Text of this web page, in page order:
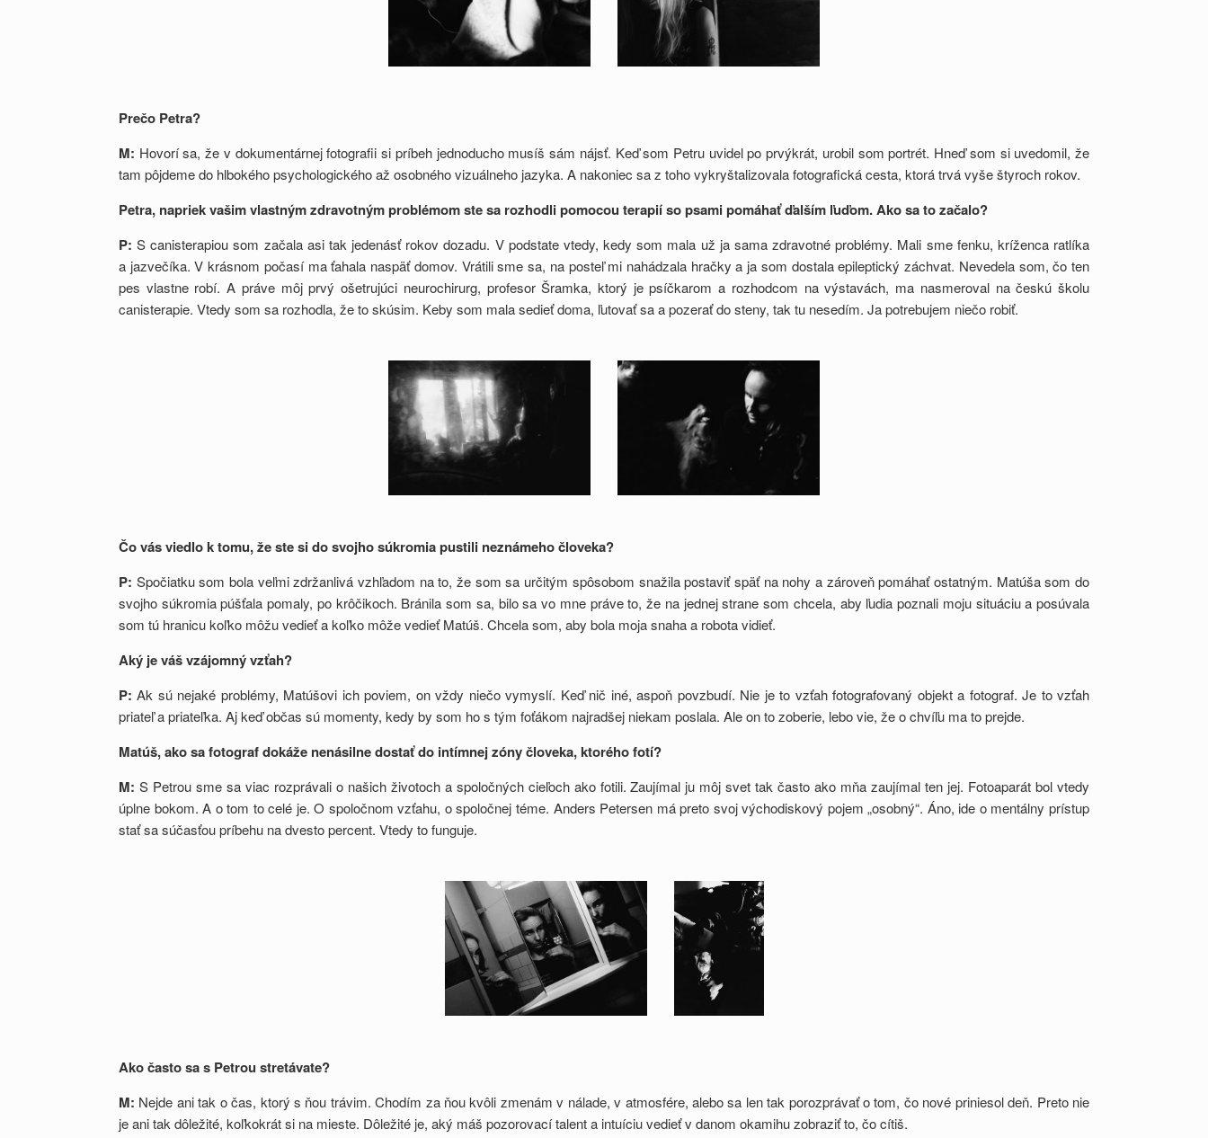
Prečo Petra?
M: Hovorí sa, že v dokumentárnej fotografii si príbeh jednoducho musíš sám nájsť. Keď som Petru uvidel po prvýkrát, urobil som portrét. Hneď som si uvedomil, že
tam pôjdeme do hlbokého psychologického až osobného vizuálneho jazyka. A nakoniec sa z toho vykryštalizovala fotografická cesta, ktorá trvá vyše štyroch rokov.
Petra, napriek vašim vlastným zdravotným problémom ste sa rozhodli pomocou terapií so psami pomáhať ďalším ľuďom. Ako sa to začalo?
P: S canisterapiou som začala asi tak jedenásť rokov dozadu. V podstate vtedy, kedy som mala už ja sama zdravotné problémy. Mali sme fenku, kríženca ratlíka
a jazvečíka. V krásnom počasí ma ťahala naspäť domov. Vrátili sme sa, na posteľ mi nahádzala hračky a ja som dostala epileptický záchvat. Nevedela som, čo ten
pes vlastne robí. A práve môj prvý ošetrujúci neurochirurg, profesor Šramka, ktorý je psíčkarom a rozhodcom na výstavách, ma nasmeroval na českú školu
canisterapie. Vtedy som sa rozhodla, že to skúsim. Keby som mala sedieť doma, ľutovať sa a pozerať do steny, tak tu nesedím. Ja potrebujem niečo robiť.
Čo vás viedlo k tomu, že ste si do svojho súkromia pustili neznámeho človeka?
P: Spočiatku som bola veľmi zdržanlivá vzhľadom na to, že som sa určitým spôsobom snažila postaviť späť na nohy a zároveň pomáhať ostatným. Matúša som do
svojho súkromia púšťala pomaly, po krôčikoch. Bránila som sa, bilo sa vo mne práve to, že na jednej strane som chcela, aby ľudia poznali moju situáciu a posúvala
som tú hranicu koľko môžu vedieť a koľko môže vedieť Matúš. Chcela som, aby bola moja snaha a robota vidieť.
Aký je váš vzájomný vzťah?
P: Ak sú nejaké problémy, Matúšovi ich poviem, on vždy niečo vymyslí. Keď nič iné, aspoň povzbudí. Nie je to vzťah fotografovaný objekt a fotograf. Je to vzťah
priateľ a priateľka. Aj keď občas sú momenty, kedy by som ho s tým foťákom najradšej niekam poslala. Ale on to zoberie, lebo vie, že o chvíľu ma to prejde.
Matúš, ako sa fotograf dokáže nenásilne dostaťdo intímnej zóny človeka, ktorého fotí?
M: S Petrou sme sa viac rozprávali o našich životoch a spoločných cieľoch ako fotili. Zaujímal ju môj svet tak často ako mňa zaujímal ten jej. Fotoaparát bol vtedy
úplne bokom. A o tom to celé je. O spoločnom vzťahu, o spoločnej téme. Anders Petersen má preto svoj východiskový pojem „osobný“. Áno, ide o mentálny prístup
stať sa súčasťou príbehu na dvesto percent. Vtedy to funguje.
Ako často sa s Petrou stretávate?
M: Nejde ani tak o čas, ktorý s ňou trávim. Chodím za ňou kvôli zmenám v nálade, v atmosfére, alebo sa len tak porozprávať o tom, čo nové priniesol deň. Preto nie
je ani tak dôležité, koľkokrát si na mieste. Dôležité je, aký máš pozorovací talent a intuíciu vedieť v danom okamihu zobraziť to, čo cítiš.